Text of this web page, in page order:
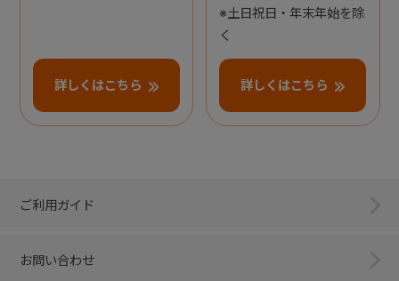
詳しくはこちら
※土日祝日・年末年始を除
く
詳しくはこちら
ご利用ガイド
お問い合わせ